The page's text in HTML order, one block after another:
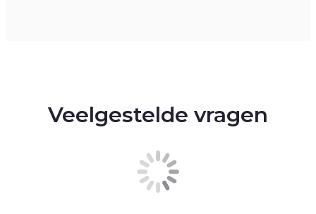
Veelgestelde vragen